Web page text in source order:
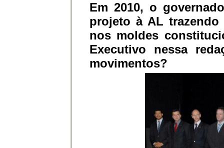
Em 2010, o
projeto à AL trazendo
nos moldes
Executivo nessa
movimentos?